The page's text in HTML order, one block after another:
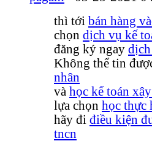
thì tới bán hàng
chọn dịch vụ kế
đăng ký ngay
Không thể tin
nhân
và học kế toán
lựa chọn học thực
hãy đi điều kiện
tncn